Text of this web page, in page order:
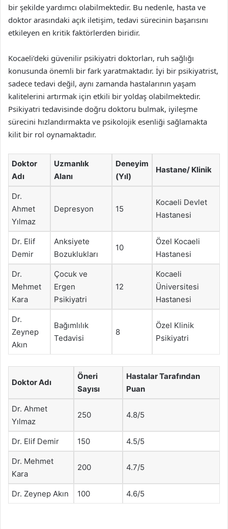
bir şekilde yardımcı olabilmektedir. Bu nedenle, hasta ve
doktor arasındaki açık iletişim, tedavi sürecinin başarısını
etkileyen en kritik faktörlerden biridir.
Kocaeli’deki güvenilir psikiyatri doktorları, ruh sağlığı
konusunda önemli bir fark yaratmaktadır. İyi bir psikiyatrist,
sadece tedavi değil, aynı zamanda hastalarının yaşam
kalitelerini artırmak için etkili bir yoldaş olabilmektedir.
Psikiyatri tedavisinde doğru doktoru bulmak, iyileşme
sürecini hızlandırmakta ve psikolojik esenliği sağlamakta
kilit bir rol oynamaktadır.
Doktor
Adı
Uzmanlık
Alanı
Deneyim
(Yıl)
Hastane/ Klinik
Dr.
Ahmet
Yılmaz
Depresyon 15
Kocaeli Devlet
Hastanesi
Dr. Elif
Demir
Anksiyete
Bozuklukları
10
Özel Kocaeli
Hastanesi
Dr.
Mehmet
Kara
Çocuk ve
Ergen
Psikiyatri
12
Kocaeli
Üniversitesi
Hastanesi
Dr.
Zeynep
Akın
Bağımlılık
Tedavisi
8
Özel Klinik
Psikiyatri
Doktor Adı
Öneri
Sayısı
Hastalar Tarafından
Puan
Dr. Ahmet
Yılmaz
250 4.8/5
Dr. Elif Demir 150 4.5/5
Dr. Mehmet
Kara
200 4.7/5
Dr. Zeynep Akın 100 4.6/5